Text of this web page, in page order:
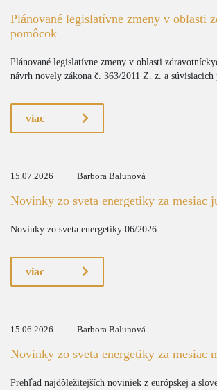
Plánované legislatívne zmeny v oblasti
pomôcok
Plánované legislatívne zmeny v oblasti
návrh novely zákona č. 363/2011 Z. z. a súvisiacich
viac
15.07.2026 Barbora Balunová
Novinky zo sveta energetiky za mesiac
Novinky zo sveta energetiky 06/2026
viac
15.06.2026 Barbora Balunová
Novinky zo sveta energetiky za mesiac
Prehľad najdôležitejších noviniek z európskej a